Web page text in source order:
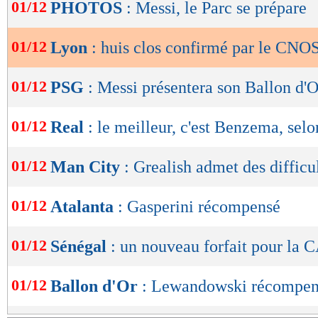
de
OK
01/12 PHOTOS : Messi, le Parc se prépare
01/12 Lyon : huis clos confirmé par le
01/12 PSG : Messi présentera son Ballon
01/12 Real : le meilleur, c'est Benzema,
01/12 Man City : Grealish admet des
01/12 Atalanta : Gasperini récompensé
01/12 Sénégal : un nouveau forfait pour la
01/12 Ballon d'Or : Lewandowski